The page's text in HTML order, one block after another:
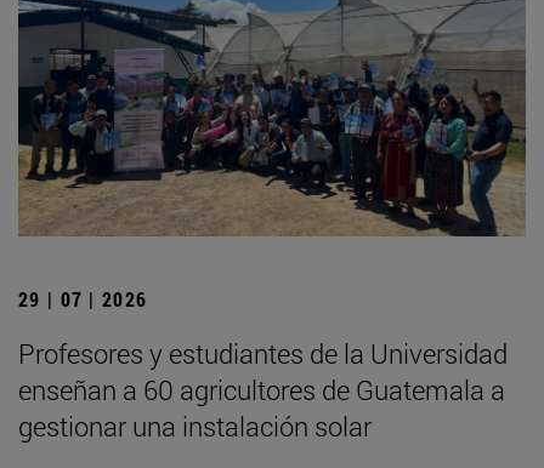
29 | 07 | 2026
Profesores y estudiantes de la Universidad
enseñan a 60 agricultores de Guatemala a
gestionar una instalación solar